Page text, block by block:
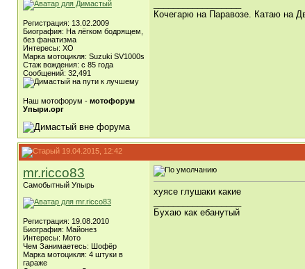
Регистрация: 13.02.2009
Биография: На лёгком бодрящем,
без фанатизма
Интересы: ХО
Марка мотоцикля: Suzuki SV1000s
Стаж вождения: с 85 года
Сообщений: 32,491
Наш мотофорум - мотофорум
Упыри.орг
Кочегарю на Паравозе. Катаю на
19.04.2015, 12:42
mr.ricco83
Самобытный Упырь
Регистрация: 19.08.2010
Биография: Майонез
Интересы: Мото
Чем Занимаетесь: Шофёр
Марка мотоцикля: 4 штуки в
гараже
хуясе глушаки какие
Бухаю как ебанутый